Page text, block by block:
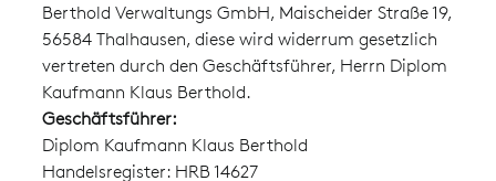
Berthold Verwaltungs GmbH, Maischeider Straße 19,
56584 Thalhausen, diese wird widerrum gesetzlich
vertreten durch den Geschäftsführer, Herrn Diplom
Kaufmann Klaus Berthold.
Geschäftsführer:
Diplom Kaufmann Klaus Berthold
Handelsregister: HRB 14627